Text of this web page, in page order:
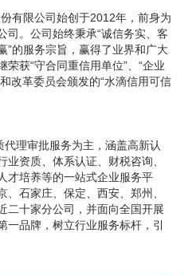
有限公司始创于2012年，前身为
司。公司始终秉承“诚信务实、客
”的服务宗旨，赢得了业界和广大
获“守合同重信用单位”、“企业
改革委员会颁发的“水滴信用可信
理审批服务为主，涵盖高新认
资质、体系认证、财税咨询、
才培养等的一站式企业服务平
、石家庄、保定、西安、郑州、
二十家分公司，并面向全国开展
一品牌，树立行业服务标杆，引